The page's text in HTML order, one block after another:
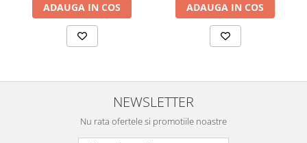
ADAUGA IN COS ADAUGA IN COS
NEWSLETTER
Nu rata ofertele si promotiile noastre